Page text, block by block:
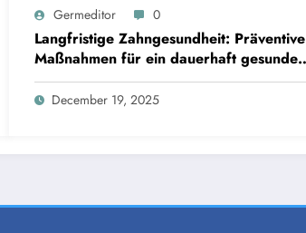
Germeditor 0
Langfristige Zahngesundheit: Präventive
Maßnahmen für ein dauerhaft gesundes
Gebiss
December 19, 2025